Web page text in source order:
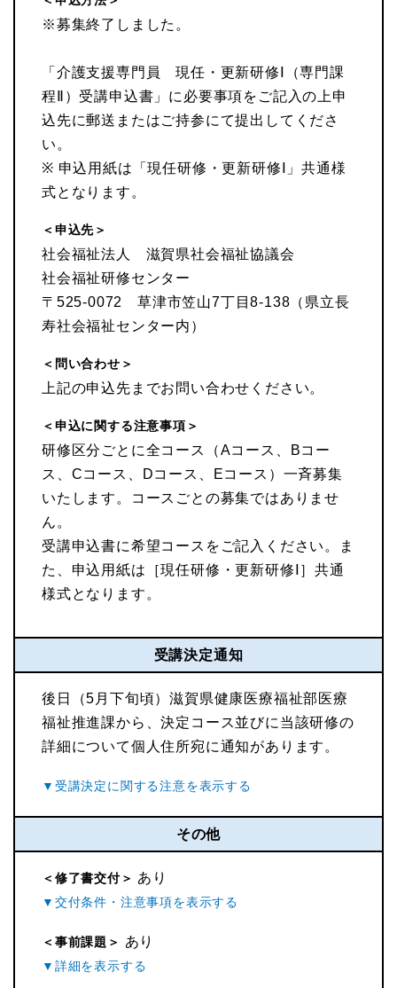
※募集終了しました。
「介護支援専門員 現任・更新研修Ⅰ（専門課
程Ⅱ）受講申込書」に必要事項をご記入の上申
込先に郵送またはご持参にて提出してくださ
い。
※ 申込用紙は「現任研修・更新研修Ⅰ」共通様
式となります。
＜申込先＞
社会福祉法人 滋賀県社会福祉協議会
社会福祉研修センター
〒525-0072 草津市笠山7丁目8-138（県立長
寿社会福祉センター内）
＜問い合わせ＞
上記の申込先までお問い合わせください。
＜申込に関する注意事項＞
研修区分ごとに全コース（Aコース、Bコー
ス、Cコース、Dコース、Eコース）一斉募集
いたします。コースごとの募集ではありませ
ん。
受講申込書に希望コースをご記入ください。ま
た、申込用紙は［現任研修・更新研修Ⅰ］共通
様式となります。
受講決定通知
後日（5月下旬頃）滋賀県健康医療福祉部医療
福祉推進課から、決定コース並びに当該研修の
詳細について個人住所宛に通知があります。
その他
＜修了書交付＞ あり
＜事前課題＞ あり